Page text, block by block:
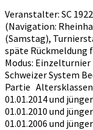
Veranstalter: SC
(Navigation:
(Samstag),
späte Rückmeldung
Modus:
Schweizer System
Partie
01.01.2014 und
01.01.2010 und
01.01.2006 und